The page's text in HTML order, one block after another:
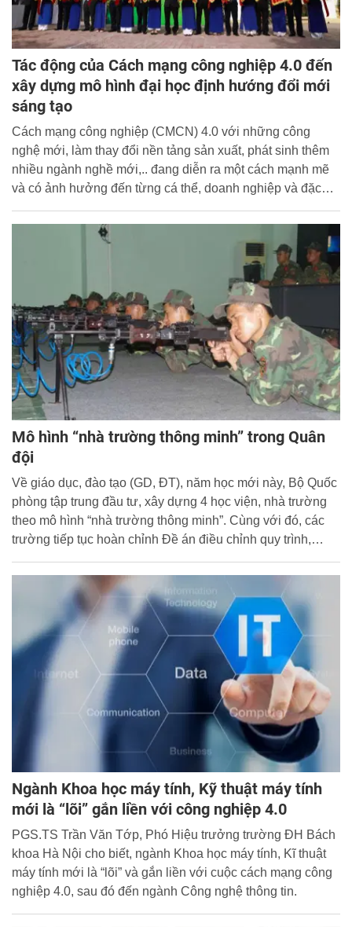
Tác động của Cách mạng công nghiệp 4.0 đến
xây dựng mô hình đại học định hướng đổi mới
sáng tạo
Cách mạng công nghiệp (CMCN) 4.0 với những công
nghệ mới, làm thay đổi nền tảng sản xuất, phát sinh thêm
nhiều ngành nghề mới,.. đang diễn ra một cách mạnh mẽ
và có ảnh hưởng đến từng cá thể, doanh nghiệp và đặc
nguồn nhân lực phục vụ nền công nghiệp 4.0.
Mô hình “nhà trường thông minh” trong Quân
đội
Về giáo dục, đào tạo (GD, ĐT), năm học mới này, Bộ Quốc
phòng tập trung đầu tư, xây dựng 4 học viện, nhà trường
theo mô hình “nhà trường thông minh”. Cùng với đó, các
trường tiếp tục hoàn chỉnh Đề án điều chỉnh quy trình,
Quân đội (NTQĐ), đáp ứng yêu cầu nhiệm vụ trong tình
hình mới.
Ngành Khoa học máy tính, Kỹ thuật máy tính
mới là “lõi” gắn liền với công nghiệp 4.0
PGS.TS Trần Văn Tớp, Phó Hiệu trưởng trường ĐH Bách
khoa Hà Nội cho biết, ngành Khoa học máy tính, Kĩ thuật
máy tính mới là “lõi” và gắn liền với cuộc cách mạng công
nghiệp 4.0, sau đó đến ngành Công nghệ thông tin.